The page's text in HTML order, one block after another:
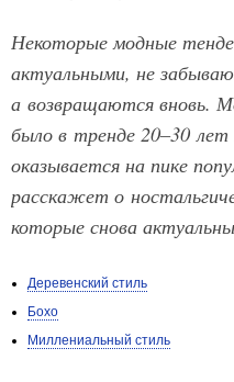
Некоторые модные
актуальными, не
а возвращаются вновь.
было в тренде 20–30 лет
оказывается на пике
расскажет о
которые снова
Деревенский стиль
Бохо
Миллениальный стиль